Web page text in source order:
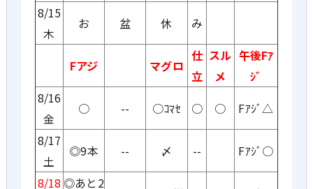
8/15
木
お 盆 休 み
Fアジ マグロ
仕
立
スル
メ
午後Fｱ
ｼﾞ
8/16
金
○ -- ○ｺﾏｾ ○ ○
Fｱｼﾞ△
8/17
土
◎9本 -- 〆 --
Fｱｼﾞ○
8/18 ◎あと2